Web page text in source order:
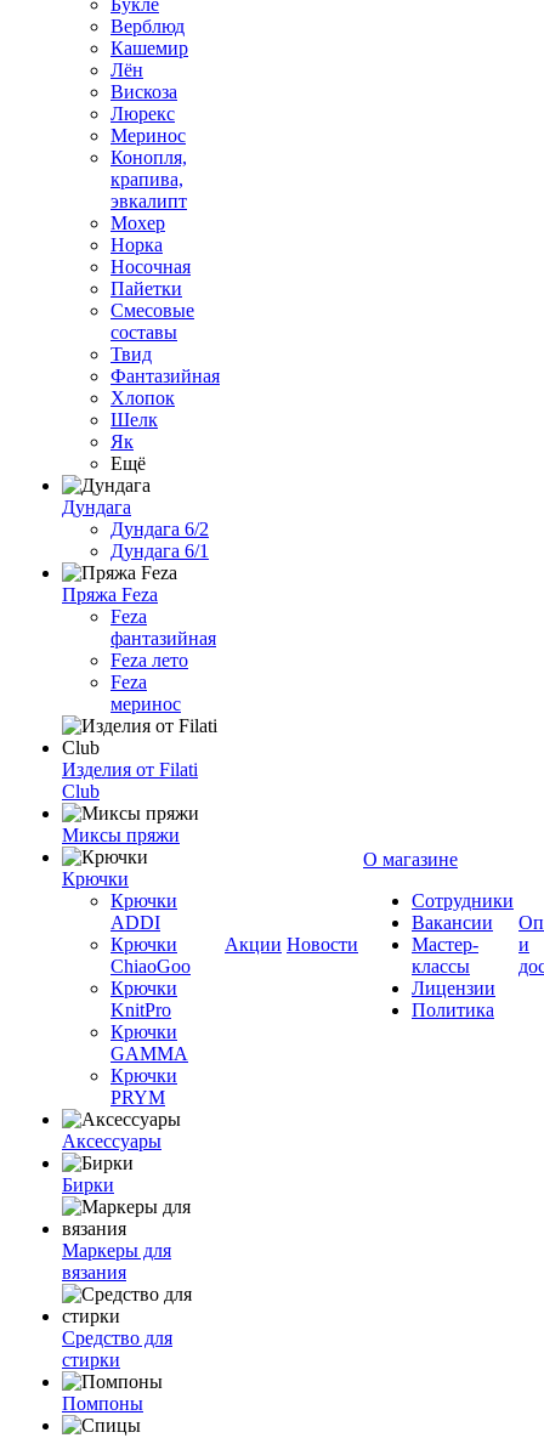
Верблюд
Кашемир
Лён
Вискоза
Люрекс
Меринос
Конопля,
крапива,
эвкалипт
Мохер
Норка
Носочная
Пайетки
Смесовые
составы
Твид
Фантазийная
Хлопок
Шелк
Як
Ещё
Дундага
Дундага 6/2
Дундага 6/1
Пряжа Feza
Feza
фантазийная
Feza лето
Feza
меринос
Изделия от Filati
Club
Миксы пряжи
Крючки
Крючки
ADDI
Крючки
ChiaoGoo
Крючки
KnitPro
Крючки
GAMMA
Крючки
PRYM
Аксессуары
Бирки
Маркеры для
вязания
Средство для
стирки
Помпоны
Акции Новости
О магазине
Сотрудники
Вакансии
Мастер-
классы
Лицензии
Политика
и